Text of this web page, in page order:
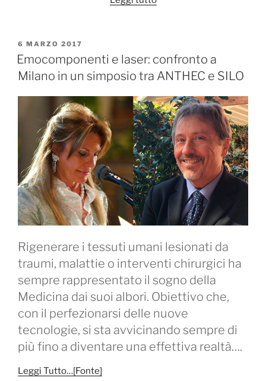
SILO”
PUBBLICATO
IL
6 MARZO 2017
Emocomponenti e laser: confronto a
Milano in un simposio tra ANTHEC e SILO
Rigenerare i tessuti umani lesionati da
traumi, malattie o interventi chirurgici ha
sempre rappresentato il sogno della
Medicina dai suoi albori. Obiettivo che,
con il perfezionarsi delle nuove
tecnologie, si sta avvicinando sempre di
più fino a diventare una effettiva realtà….
Leggi Tutto…[Fonte]